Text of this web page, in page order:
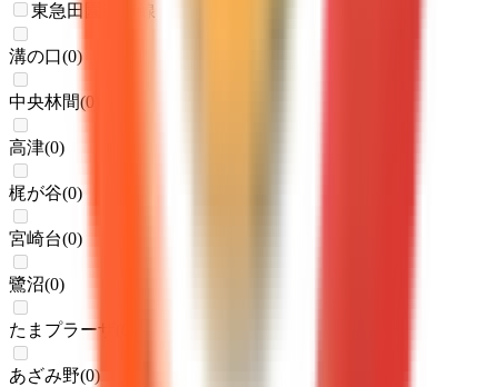
東急田園都市線
溝の口(0)
中央林間(0
高津(0)
梶が谷(0)
宮崎台(0)
鷺沼(0)
たまプラーザ
あざみ野(0)